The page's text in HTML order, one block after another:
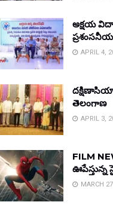
అక్షయ
APRIL 4,
తెలంగాణ
APRIL 3,
FILM
MARCH